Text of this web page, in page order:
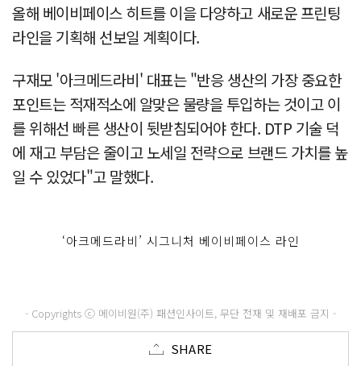
올해 베이비페이스 히트를 이을 다양하고 새로운 프린팅
라인을 기획해 선보일 계획이다.
구재모 '아크메드라비' 대표는 "반응 생산의 가장 중요한
포인트는 적재적소에 알맞은 물량을 투입하는 것이고 이
를 위해선 빠른 생산이 뒷받침되어야 한다. DTP 기술 덕
에 재고 부담은 줄이고 노세일 전략으로 브랜드 가치를 높
일 수 있었다"고 말했다.
‘아크메드라비’ 시그니처 베이비페이스 라인
- Copyrights ⓒ 메이비원(주) 패션인사이트, 무단 전재 및 재배포 금지 -
SHARE